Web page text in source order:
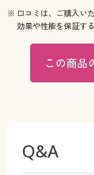
※ 口コミは、ご購入い
効果や性能を保証す
この商品
Q&A